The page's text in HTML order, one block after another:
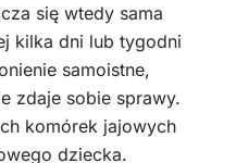
się wtedy sama
kilka dni lub tygodni
samoistne,
zdaje sobie sprawy.
komórek jajowych
dziecka.